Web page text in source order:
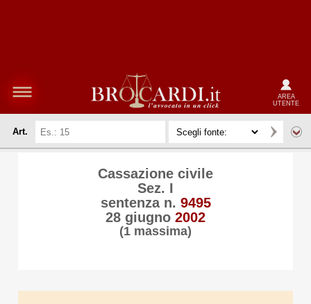
AREA
UTENTE
Art.
Cassazione civile
Sez. I
sentenza n. 9495
28 giugno 2002
(1 massima)